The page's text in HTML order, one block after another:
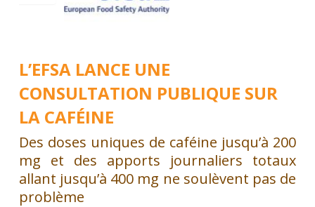
L’EFSA LANCE UNE
CONSULTATION PUBLIQUE SUR
LA CAFÉINE
Des doses uniques de caféine jusqu’à 200
mg et des apports journaliers totaux
allant jusqu’à 400 mg ne soulèvent pas de
problème